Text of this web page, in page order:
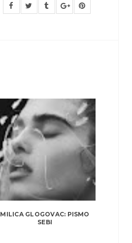
MILICA GLOGOVAC: PISMO
SEBI